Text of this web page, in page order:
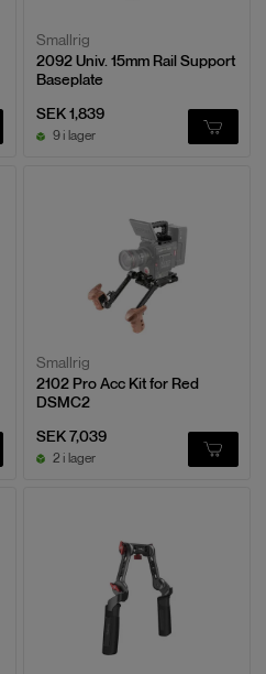
Smallrig
2092 Univ. 15mm Rail Support
Baseplate
SEK 1,839
9 i lager
Smallrig
2102 Pro Acc Kit for Red
DSMC2
SEK 7,039
2 i lager